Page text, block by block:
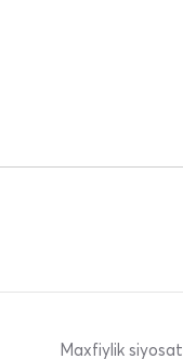
Maxfiylik